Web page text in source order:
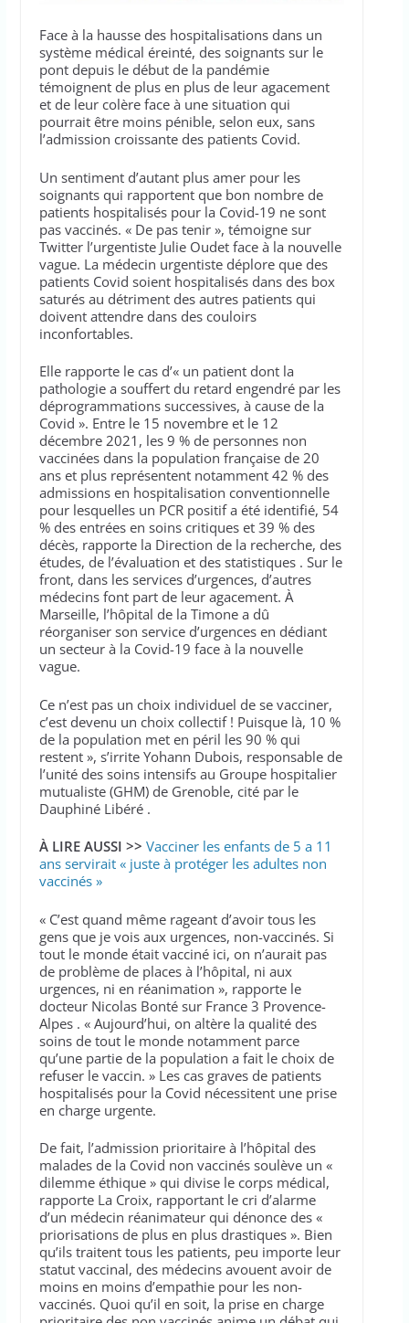
Face à la hausse des hospitalisations dans un
système médical éreinté, des soignants sur le
pont depuis le début de la pandémie
témoignent de plus en plus de leur agacement
et de leur colère face à une situation qui
pourrait être moins pénible, selon eux, sans
l’admission croissante des patients Covid.
Un sentiment d’autant plus amer pour les
soignants qui rapportent que bon nombre de
patients hospitalisés pour la Covid-19 ne sont
pas vaccinés. « De pas tenir », témoigne sur
Twitter l’urgentiste Julie Oudet face à la nouvelle
vague. La médecin urgentiste déplore que des
patients Covid soient hospitalisés dans des box
saturés au détriment des autres patients qui
doivent attendre dans des couloirs
inconfortables.
Elle rapporte le cas d’« un patient dont la
pathologie a souffert du retard engendré par les
déprogrammations successives, à cause de la
Covid ». Entre le 15 novembre et le 12
décembre 2021, les 9 % de personnes non
vaccinées dans la population française de 20
ans et plus représentent notamment 42 % des
admissions en hospitalisation conventionnelle
pour lesquelles un PCR positif a été identifié, 54
% des entrées en soins critiques et 39 % des
décès, rapporte la Direction de la recherche, des
études, de l’évaluation et des statistiques . Sur le
front, dans les services d’urgences, d’autres
médecins font part de leur agacement. À
Marseille, l’hôpital de la Timone a dû
réorganiser son service d’urgences en dédiant
un secteur à la Covid-19 face à la nouvelle
vague.
Ce n’est pas un choix individuel de se vacciner,
c’est devenu un choix collectif ! Puisque là, 10 %
de la population met en péril les 90 % qui
restent », s’irrite Yohann Dubois, responsable de
l’unité des soins intensifs au Groupe hospitalier
mutualiste (GHM) de Grenoble, cité par le
Dauphiné Libéré .
À LIRE AUSSI >> Vacciner les enfants de 5 a 11
ans servirait « juste à protéger les adultes non
vaccinés »
« C’est quand même rageant d’avoir tous les
gens que je vois aux urgences, non-vaccinés. Si
tout le monde était vacciné ici, on n’aurait pas
de problème de places à l’hôpital, ni aux
urgences, ni en réanimation », rapporte le
docteur Nicolas Bonté sur France 3 Provence-
Alpes . « Aujourd’hui, on altère la qualité des
soins de tout le monde notamment parce
qu’une partie de la population a fait le choix de
refuser le vaccin. » Les cas graves de patients
hospitalisés pour la Covid nécessitent une prise
en charge urgente.
De fait, l’admission prioritaire à l’hôpital des
malades de la Covid non vaccinés soulève un «
dilemme éthique » qui divise le corps médical,
rapporte La Croix, rapportant le cri d’alarme
d’un médecin réanimateur qui dénonce des «
priorisations de plus en plus drastiques ». Bien
qu’ils traitent tous les patients, peu importe leur
statut vaccinal, des médecins avouent avoir de
moins en moins d’empathie pour les non-
vaccinés. Quoi qu’il en soit, la prise en charge